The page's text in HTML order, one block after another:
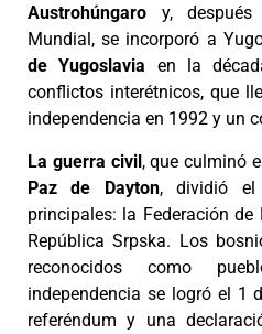
Austrohúngaro y, después
Mundial, se incorporó a
de Yugoslavia en la
conflictos interétnicos, que
independencia en 1992 y un
La guerra civil, que culminó
Paz de Dayton, dividió el
principales: la Federación
República Srpska. Los
reconocidos como
independencia se logró el 1
referéndum y una